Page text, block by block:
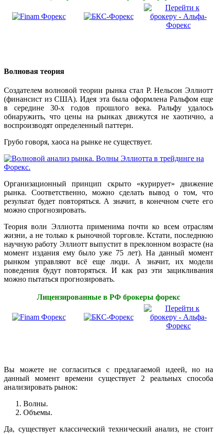
Волновая теория
Создателем волновой теории рынка стал Р. Нельсон Эллиотт
(финансист из США). Идея эта была оформлена Ральфом еще
в середине 30-х годов прошлого века. Ральфу удалось
обнаружить, что цены на рынках движутся не хаотично, а
воспроизводят определенный паттерн.
Грубо говоря, хаоса на рынке не существует.
Организационный принцип скрыто «курирует» движение
рынка. Соответственно, можно сделать вывод о том, что
результат будет повторяться. А значит, в конечном счете его
можно спрогнозировать.
Теория волн Эллиотта применима почти ко всем отраслям
жизни, а не только к рыночной торговле. Кстати, последнюю
научную работу Эллиотт выпустит в преклонном возрасте (на
момент издания ему было уже 75 лет). На данный момент
рынком управляют всё еще люди. А значит, их модели
поведения будут повторяться. И как раз эти зацикливания
можно пытаться прогнозировать.
Лицензированные в РФ брокеры форекс
Вы можете не согласиться с предлагаемой идеей, но на
данный момент времени существует 2 реальных способа
анализировать рынок:
Волны.
Объемы.
Да, существует классический технический анализ, не стоит